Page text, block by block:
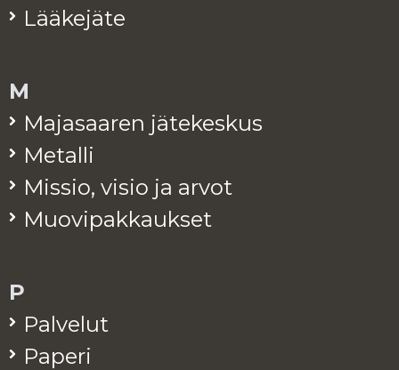
Lää­ke­jä­te
M
Ma­ja­saa­ren jä­te­kes­kus
Me­tal­li
Mis­sio, visio ja arvot
Muo­vi­pak­kauk­set
P
Pal­ve­lut
Pa­pe­ri